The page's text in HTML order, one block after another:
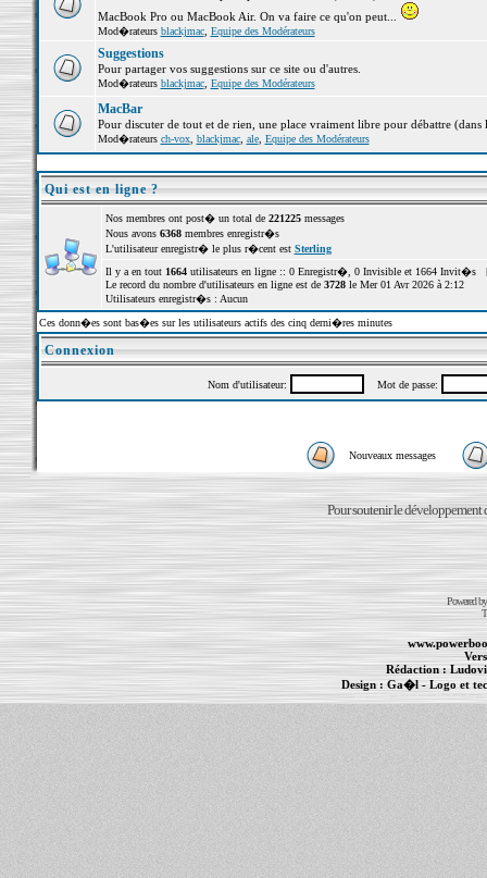
MacBook Pro ou MacBook Air. On va faire ce qu'on peut...
Mod�rateurs blackjmac, Equipe des Modérateurs
Suggestions
Pour partager vos suggestions sur ce site ou d'autres.
Mod�rateurs blackjmac, Equipe des Modérateurs
MacBar
Pour discuter de tout et de rien, une place vraiment libre pour débattre (dans
Mod�rateurs ch-vox, blackjmac, ale, Equipe des Modérateurs
Qui est en ligne ?
Nos membres ont post� un total de 221225messages
Nous avons 6368membres enregistr�s
L'utilisateur enregistr� le plus r�cent est Sterling
Il y a en tout 1664utilisateurs en ligne :: 0 Enregistr�, 0 Invisible et 1664 Invit�s
Le record du nombre d'utilisateurs en ligne est de 3728le Mer 01 Avr 2026 à 2:12
Utilisateurs enregistr�s : Aucun
Ces donn�es sont bas�es sur les utilisateurs actifs des cinq derni�res minutes
Connexion
Nom d'utilisateur: Mot de passe:
Nouveaux messages
Pour soutenir le développement
Powered
Rédaction :
Design : Ga�l- Logo et